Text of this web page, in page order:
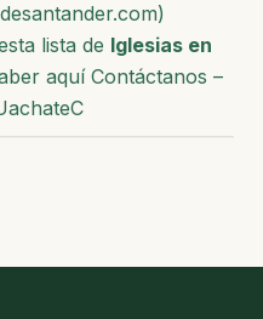
lista de Iglesias en
aquí Contáctanos –